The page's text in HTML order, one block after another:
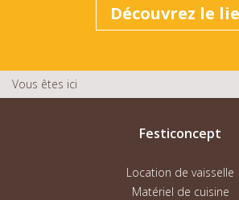
Découvrez le
Vous êtes ici
Festiconcept
Location de vaisselle
Matériel de cuisine